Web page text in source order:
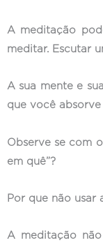
A meditação
meditar. Escutar
A sua mente e
que você
Observe se com
em quê”?
Por que não
A meditação não